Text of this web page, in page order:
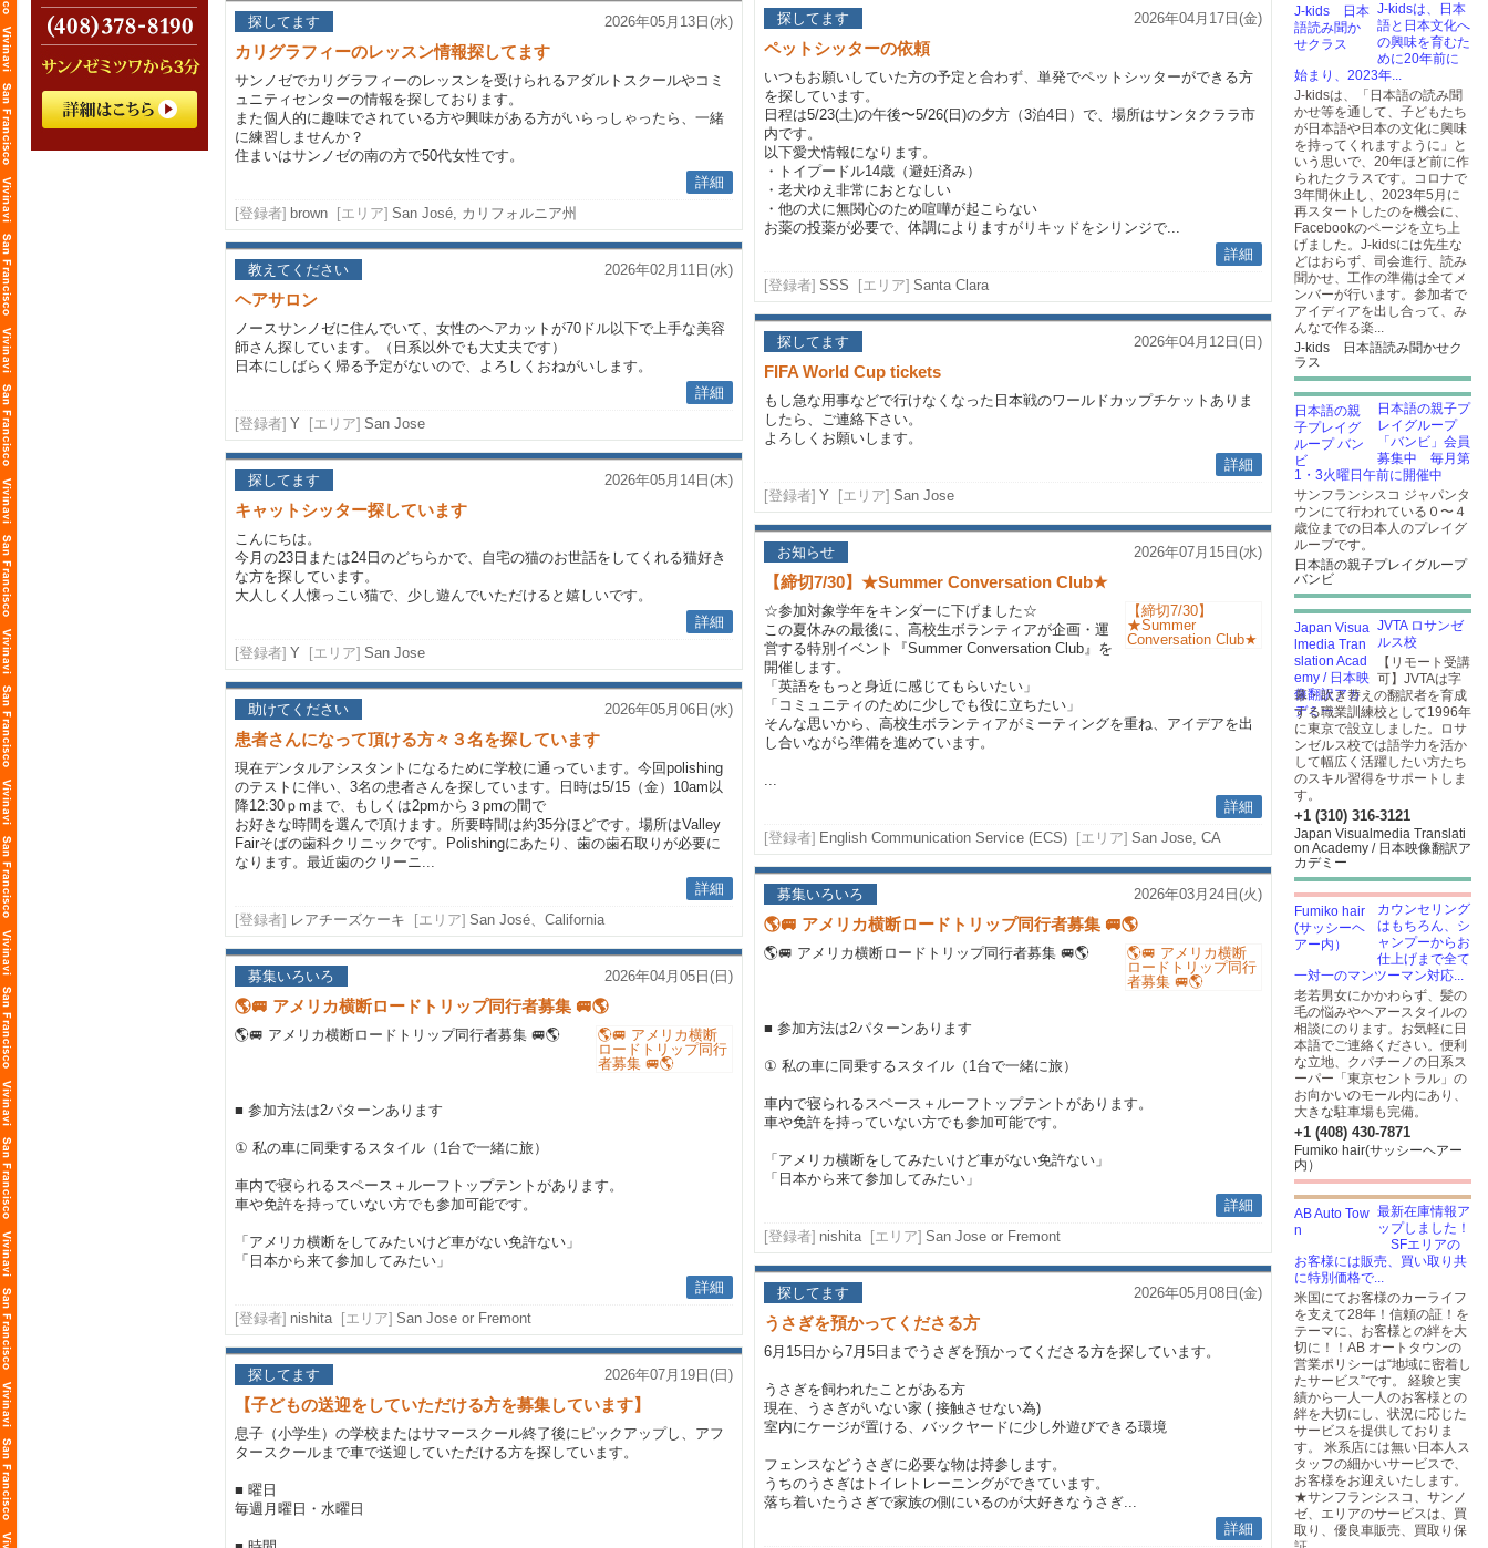
探してます 2026年05月13日(水)
カリグラフィーのレッスン情報探してます
サンノゼでカリグラフィーのレッスンを受けられるアダルトスクールやコミ
ュニティセンターの情報を探しております。
また個人的に趣味でされている方や興味がある方がいらっしゃったら、一緒
に練習しませんか？
住まいはサンノゼの南の方で50代女性です。
詳細
[登録者] brown [エリア] San José, カリフォルニア州
教えてください 2026年02月11日(水)
ヘアサロン
ノースサンノゼに住んでいて、女性のヘアカットが70ドル以下で上手な美容
師さん探しています。（日系以外でも大丈夫です）
日本にしばらく帰る予定がないので、よろしくおねがいします。
詳細
[登録者] Y [エリア] San Jose
探してます 2026年05月14日(木)
キャットシッター探しています
こんにちは。
今月の23日または24日のどちらかで、自宅の猫のお世話をしてくれる猫好き
な方を探しています。
大人しく人懐っこい猫で、少し遊んでいただけると嬉しいです。
詳細
[登録者] Y [エリア] San Jose
助けてください 2026年05月06日(水)
患者さんになって頂ける方々３名を探しています
現在デンタルアシスタントになるために学校に通っています。今回polishing
のテストに伴い、3名の患者さんを探しています。日時は5/15（金）10am以
降12:30ｐmまで、もしくは2pmから３pmの間で
お好きな時間を選んで頂けます。所要時間は約35分ほどです。場所はValley
Fairそばの歯科クリニックです。Polishingにあたり、歯の歯石取りが必要に
なります。最近歯のクリーニ...
詳細
[登録者] レアチーズケーキ [エリア] San José、California
募集いろいろ 2026年04月05日(日)
🌎🚐 アメリカ横断ロードトリップ同行者募集 🚐🌎
🌎🚐 アメリカ横断ロードトリップ同行者募集 🚐🌎
■ 参加方法は2パターンあります
① 私の車に同乗するスタイル（1台で一緒に旅）
車内で寝られるスペース＋ルーフトップテントがあります。
車や免許を持っていない方でも参加可能です。
「アメリカ横断をしてみたいけど車がない免許ない」
「日本から来て参加してみたい」
詳細
[登録者] nishita [エリア] San Jose or Fremont
探してます 2026年07月19日(日)
【子どもの送迎をしていただける方を募集しています】
息子（小学生）の学校またはサマースクール終了後にピックアップし、アフ
タースクールまで車で送迎していただける方を探しています。
■ 曜日
毎週月曜日・水曜日
探してます 2026年04月17日(金)
ペットシッターの依頼
いつもお願いしていた方の予定と合わず、単発でペットシッターができる方
を探しています。
日程は5/23(土)の午後〜5/26(日)の夕方（3泊4日）で、場所はサンタクララ市
内です。
以下愛犬情報になります。
・トイプードル14歳（避妊済み）
・老犬ゆえ非常におとなしい
・他の犬に無関心のため喧嘩が起こらない
お薬の投薬が必要で、体調によりますがリキッドをシリンジで...
詳細
[登録者] SSS [エリア] Santa Clara
探してます 2026年04月12日(日)
FIFA World Cup tickets
もし急な用事などで行けなくなった日本戦のワールドカップチケットありま
したら、ご連絡下さい。
よろしくお願いします。
詳細
[登録者] Y [エリア] San Jose
お知らせ 2026年07月15日(水)
【締切7/30】★Summer Conversation Club★
☆参加対象学年をキンダーに下げました☆
この夏休みの最後に、高校生ボランティアが企画・運
営する特別イベント『Summer Conversation Club』を
開催します。
「英語をもっと身近に感じてもらいたい」
「コミュニティのために少しでも役に立ちたい」
そんな思いから、高校生ボランティアがミーティングを重ね、アイデアを出
し合いながら準備を進めています。
...
詳細
[登録者] English Communication Service (ECS) [エリア] San Jose, CA
募集いろいろ 2026年03月24日(火)
🌎🚐 アメリカ横断ロードトリップ同行者募集 🚐🌎
🌎🚐 アメリカ横断ロードトリップ同行者募集 🚐🌎
■ 参加方法は2パターンあります
① 私の車に同乗するスタイル（1台で一緒に旅）
車内で寝られるスペース＋ルーフトップテントがあります。
車や免許を持っていない方でも参加可能です。
「アメリカ横断をしてみたいけど車がない免許ない」
「日本から来て参加してみたい」
詳細
[登録者] nishita [エリア] San Jose or Fremont
探してます 2026年05月08日(金)
うさぎを預かってくださる方
6月15日から7月5日までうさぎを預かってくださる方を探しています。
うさぎを飼われたことがある方
現在、うさぎがいない家 ( 接触させない為)
室内にケージが置ける、バックヤードに少し外遊びできる環境
フェンスなどうさぎに必要な物は持参します。
うちのうさぎはトイレトレーニングができています。
落ち着いたうさぎで家族の側にいるのが大好きなうさぎ...
詳細
J-kidsは、日本
語と日本文化へ
の興味を育むた
めに20年前に
始まり、2023年...
J-kidsは、「日本語の読み聞
かせ等を通して、子どもたち
が日本語や日本の文化に興味
を持ってくれますように」と
いう思いで、20年ほど前に作
られたクラスです。コロナで
3年間休止し、2023年5月に
再スタートしたのを機会に、
Facebookのページを立ち上
げました。J-kidsには先生な
どはおらず、司会進行、読み
聞かせ、工作の準備は全てメ
ンバーが行います。参加者で
アイディアを出し合って、み
んなで作る楽...
J-kids 日本語読み聞かせク
ラス
日本語の親子プ
レイグループ
「バンビ」会員
募集中 毎月第
1・3火曜日午前に開催中
サンフランシスコ ジャパンタ
ウンにて行われている０〜４
歳位までの日本人のプレイグ
ループです。
日本語の親子プレイグループ
バンビ
JVTA ロサンゼ
ルス校
【リモート受講
可】JVTAは字
幕・吹き替えの翻訳者を育成
する職業訓練校として1996年
に東京で設立しました。ロサ
ンゼルス校では語学力を活か
して幅広く活躍したい方たち
のスキル習得をサポートしま
す。
+1 (310) 316-3121
Japan Visualmedia Translati
on Academy / 日本映像翻訳ア
カデミー
カウンセリング
はもちろん、シ
ャンプーからお
仕上げまで全て
一対一のマンツーマン対応...
老若男女にかかわらず、髪の
毛の悩みやヘアースタイルの
相談にのります。お気軽に日
本語でご連絡ください。便利
な立地、クパチーノの日系ス
ーパー「東京セントラル」の
お向かいのモール内にあり、
大きな駐車場も完備。
+1 (408) 430-7871
Fumiko hair(サッシーヘアー
内）
最新在庫情報ア
ップしました！
SFエリアの
お客様には販売、買い取り共
に特別価格で...
米国にてお客様のカーライフ
を支えて28年！信頼の証！を
テーマに、お客様との絆を大
切に！！AB オートタウンの
営業ポリシーは“地域に密着し
たサービス”です。 経験と実
績から一人一人のお客様との
絆を大切にし、状況に応じた
サービスを提供しておりま
す。 米系店には無い日本人ス
タッフの細かいサービスで、
お客様をお迎えいたします。
★サンフランシスコ、サンノ
ゼ、エリアのサービスは、買
取り、優良車販売、買取り保